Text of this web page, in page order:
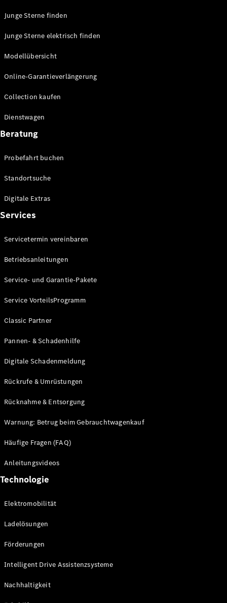
Junge Sterne finden
Junge Sterne elektrisch finden
Modellübersicht
Online-Garantieverlängerung
Collection kaufen
Dienstwagen
Beratung
Probefahrt buchen
Standortsuche
Digitale Extras
Services
Servicetermin vereinbaren
Betriebsanleitungen
Service- und Garantie-Pakete
Service VorteilsProgramm
Classic Partner
Pannen- & Schadenhilfe
Digitale Schadenmeldung
Rückrufe & Umrüstungen
Rücknahme & Entsorgung
Warnung: Betrug beim Gebrauchtwagenkauf
Häufige Fragen (FAQ)
Anleitungsvideos
Technologie
Elektromobilität
Ladelösungen
Förderungen
Intelligent Drive Assistenzsysteme
Nachhaltigkeit